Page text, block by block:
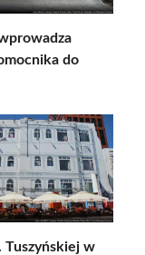
do
Tuszyńskiej w